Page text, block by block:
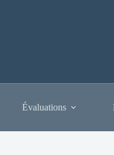
Évaluations